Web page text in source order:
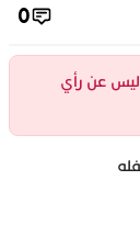
0
وليس عن رأي